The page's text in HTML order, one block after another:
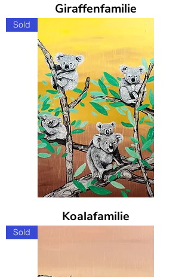
Giraffenfamilie
Sold
Koalafamilie
Sold